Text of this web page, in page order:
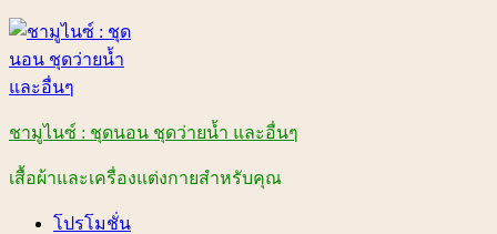
Skip
content
ชามูไนซ์ : ชุดนอน ชุดว่ายน้ำ และอื่นๆ
เสื้อผ้าและเครื่องแต่งกายสำหรับคุณ
โปรโมชั่น